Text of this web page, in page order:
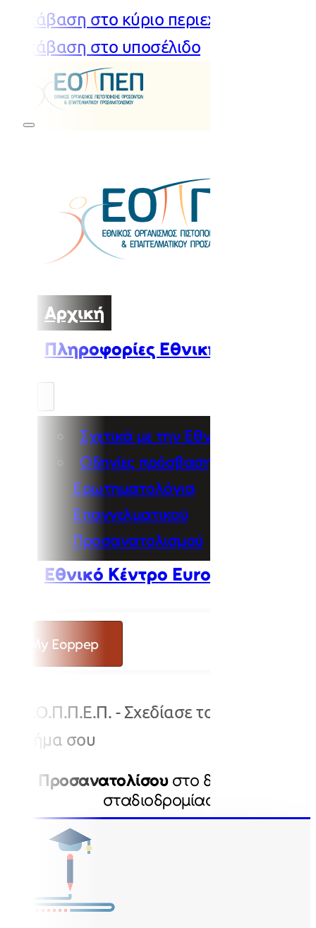
Μετάβαση στο κύριο περιεχόμενο
Μετάβαση στο υποσέλιδο
Αρχική
Πληροφορίες Εθνικής Πύλης
Σχετικά με την Εθνική Πύλη
Οδηγίες πρόσβασης στα
Ερωτηματολόγια
Επαγγελματικού
Προσανατολισμού
Εθνικό Κέντρο Euroguidance
My Eoppep
Ε.Ο.Π.Π.Ε.Π. - Σχεδίασε το κάθε
βήμα σου
Προσανατολίσουστο δρόμο της
σταδιοδρομίας